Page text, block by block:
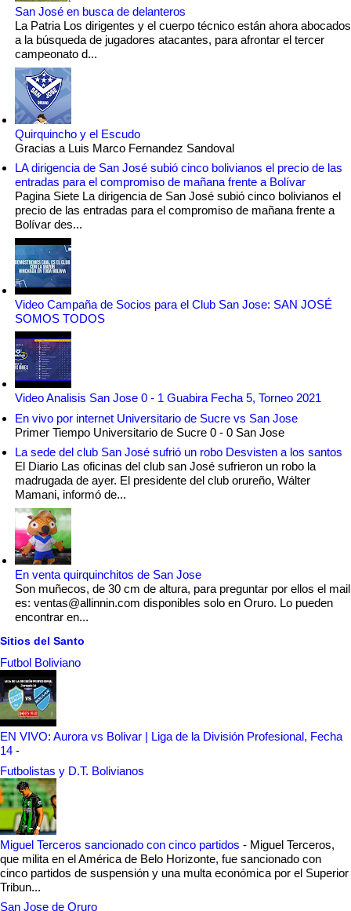
San José en busca de delanteros
La Patria Los dirigentes y el cuerpo técnico están ahora abocados
a la búsqueda de jugadores atacantes, para afrontar el tercer
campeonato d...
Quirquincho y el Escudo
Gracias a Luis Marco Fernandez Sandoval
LA dirigencia de San José subió cinco bolivianos el precio de las
entradas para el compromiso de mañana frente a Bolívar
Pagina Siete La dirigencia de San José subió cinco bolivianos el
precio de las entradas para el compromiso de mañana frente a
Bolívar des...
Video Campaña de Socios para el Club San Jose: SAN JOSÉ
SOMOS TODOS
Video Analisis San Jose 0 - 1 Guabira Fecha 5, Torneo 2021
En vivo por internet Universitario de Sucre vs San Jose
Primer Tiempo Universitario de Sucre 0 - 0 San Jose
La sede del club San José sufrió un robo Desvisten a los santos
El Diario Las oficinas del club san José sufrieron un robo la
madrugada de ayer. El presidente del club orureño, Wálter
Mamani, informó de...
En venta quirquinchitos de San Jose
Son muñecos, de 30 cm de altura, para preguntar por ellos el mail
es: ventas@allinnin.com disponibles solo en Oruro. Lo pueden
encontrar en...
Sitios del Santo
Futbol Boliviano
EN VIVO: Aurora vs Bolivar | Liga de la División Profesional, Fecha
14 -
Futbolistas y D.T. Bolivianos
Miguel Terceros sancionado con cinco partidos - Miguel Terceros,
que milita en el América de Belo Horizonte, fue sancionado con
cinco partidos de suspensión y una multa económica por el Superior
Tribun...
San Jose de Oruro